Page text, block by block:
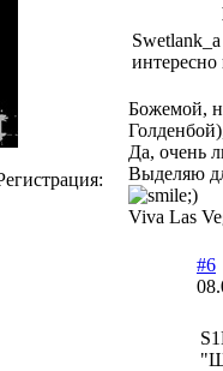
интересно
Божемой,
Да, очень
Выделяю
Viva Las
#6